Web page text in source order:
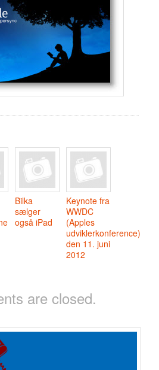
Bilka
sælger
også iPad
Keynote fra
WWDC
(Apples
udviklerkonference)
den 11. juni
2012
are closed.